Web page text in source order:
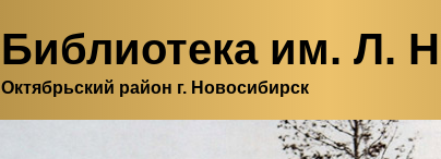
Библиотека им. Л.
Октябрьский район г. Новосибирск